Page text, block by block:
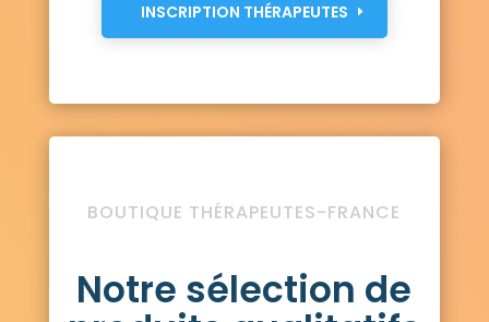
INSCRIPTION THÉRAPEUTES
BOUTIQUE THÉRAPEUTES-FRANCE
Notre sélection de